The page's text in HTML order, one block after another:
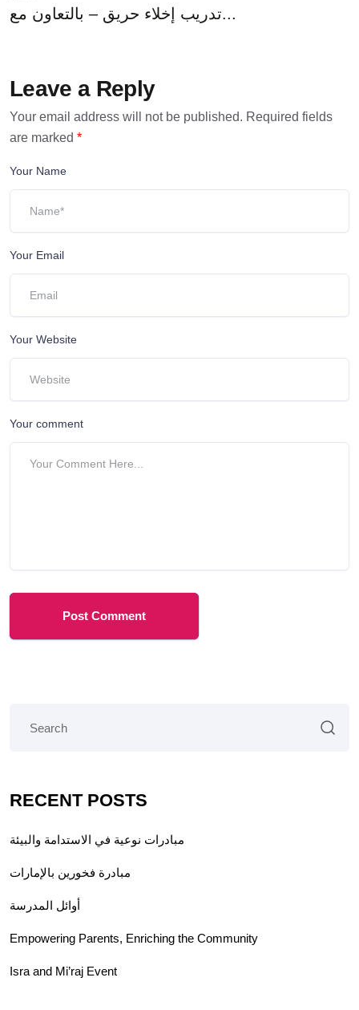
تدريب إخلاء حريق – بالتعاون مع...
Leave a Reply
Your email address will not be published. Required fields
are marked *
Your Name
Your Email
Your Website
Your comment
Post Comment
RECENT POSTS
مبادرات نوعية في الاستدامة والبيئة
مبادرة فخورين بالإمارات
أوائل المدرسة
Empowering Parents, Enriching the Community
Isra and Mi’raj Event